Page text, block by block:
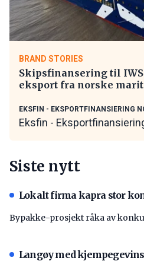
BRAND STORIES
Skipsfinansering til
eksport fra norske
EKSFIN - EKSPORTFINANSIERING
Eksfin -
Siste nytt
Lokalt firma kapra stor
Bypakke-prosjekt råka av
Langøy med